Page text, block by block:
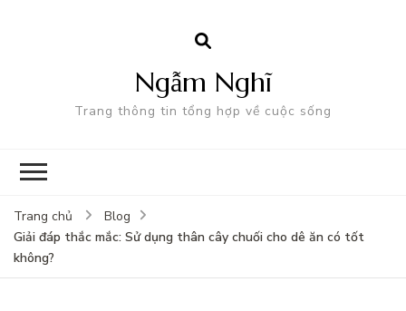
Ngẫm Nghĩ
Trang thông tin tổng hợp về cuộc sống
Trang chủ
Blog
Giải đáp thắc mắc: Sử dụng thân cây chuối cho dê ăn có tốt
không?